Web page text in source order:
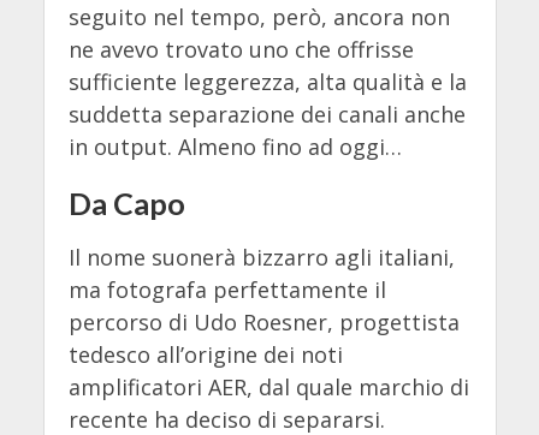
seguito nel tempo, però, ancora non
ne avevo trovato uno che offrisse
sufficiente leggerezza, alta qualità e la
suddetta separazione dei canali anche
in output. Almeno fino ad oggi…
Da Capo
Il nome suonerà bizzarro agli italiani,
ma fotografa perfettamente il
percorso di Udo Roesner, progettista
tedesco all’origine dei noti
amplificatori AER, dal quale marchio di
recente ha deciso di separarsi.